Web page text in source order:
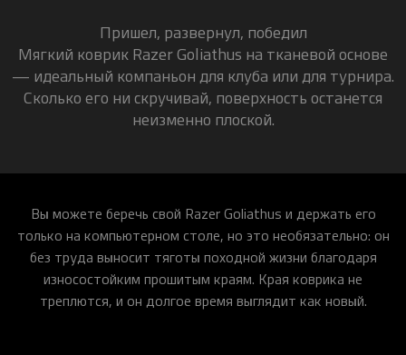
Пришел, развернул, победил
Мягкий коврик Razer Goliathus на тканевой основе
— идеальный компаньон для клуба или для турнира.
Сколько его ни скручивай, поверхность останется
неизменно плоской.
Вы можете беречь свой Razer Goliathus и держать его
только на компьютерном столе, но это необязательно: он
без труда выносит тяготы походной жизни благодаря
износостойким прошитым краям. Края коврика не
треплются, и он долгое время выглядит как новый.